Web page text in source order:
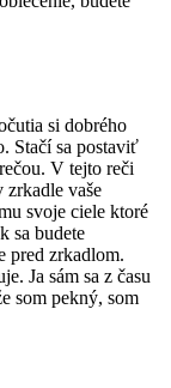
si dobrého
Stačí sa postaviť
V tejto reči
zrkadle vaše
svoje ciele ktoré
sa budete
pred zrkadlom.
Ja sám sa z času
som pekný, som